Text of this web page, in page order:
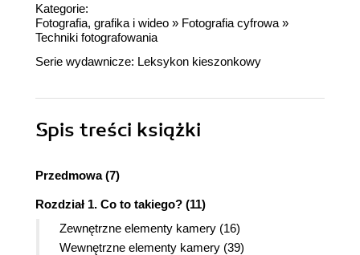
Kategorie:
Fotografia, grafika i wideo » Fotografia cyfrowa »
Techniki fotografowania
Serie wydawnicze: Leksykon kieszonkowy
Spis treści książki
Przedmowa (7)
Rozdział 1. Co to takiego? (11)
Zewnętrzne elementy kamery (16)
Wewnętrzne elementy kamery (39)